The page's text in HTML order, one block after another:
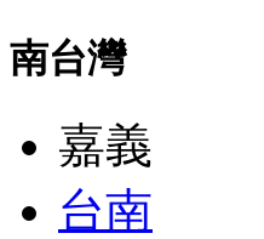
南台灣
嘉義
台南